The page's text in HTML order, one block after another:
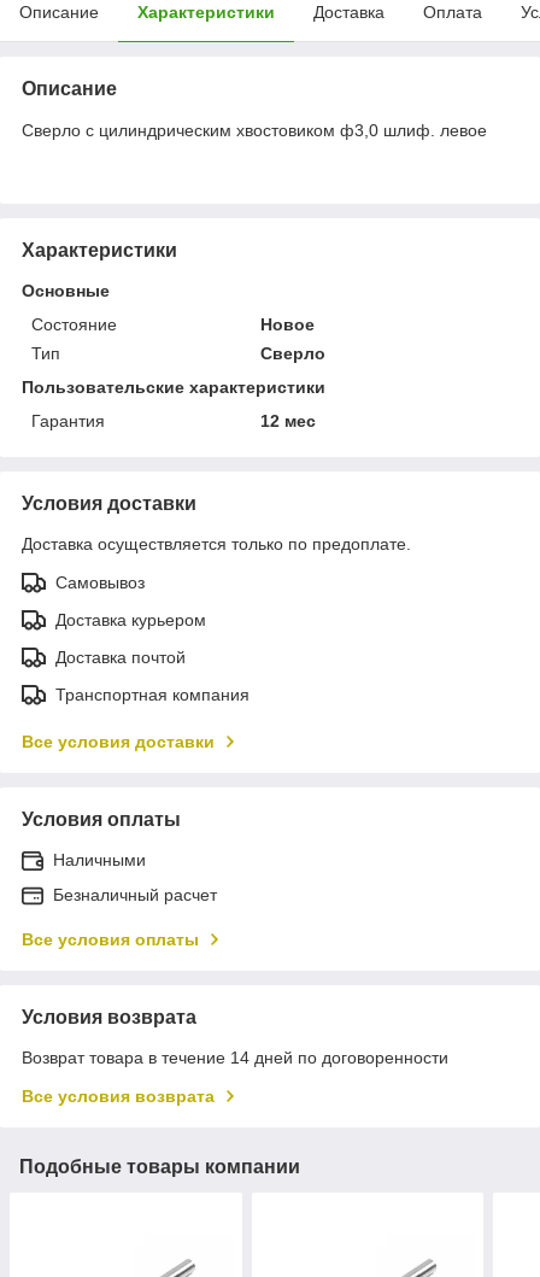
Описание Характеристики Доставка Оплата
Описание
Сверло с цилиндрическим хвостовиком ф3,0 шлиф. левое
Характеристики
Основные
Состояние
Новое
Тип
Сверло
Пользовательские характеристики
Гарантия
12 мес
Условия доставки
Доставка осуществляется только по предоплате.
Самовывоз
Доставка курьером
Доставка почтой
Транспортная компания
Все условия доставки
Условия оплаты
Наличными
Безналичный расчет
Все условия оплаты
Условия возврата
Возврат товара в течение 14 дней по договоренности
Все условия возврата
Подобные товары компании